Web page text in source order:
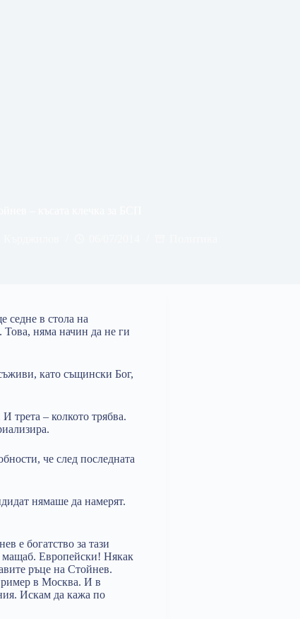
седне в стола на
няма начин да не ги
като същински Бог,
– колкото трябва.
че след последната
нямаше да намерят.
е богатство за тази
мащаб. Европейски! Някак
ръце на Стойнев.
в Москва. И в
Искам да кажа по